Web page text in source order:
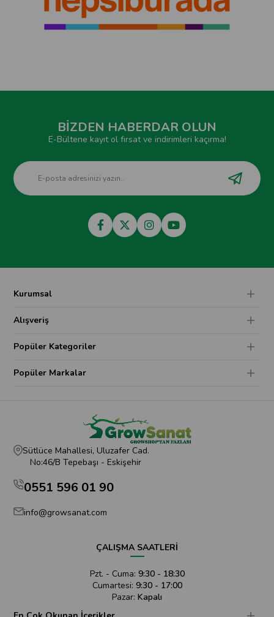
BİZDEN HABERDAR OLUN
E-Bültene kayıt ol fırsat ve indirimleri kaçırma!
Kurumsal
Alışveriş
Popüler Kategoriler
Popüler Markalar
Sütlüce Mahallesi, Uluzafer Cad.
No:46/B Tepebaşı - Eskişehir
0551 596 01 90
info@growsanat.com
ÇALIŞMA SAATLERİ
Pzt. - Cuma: 9:30 - 18:30
Cumartesi: 9:30 - 17:00
Pazar: Kapalı